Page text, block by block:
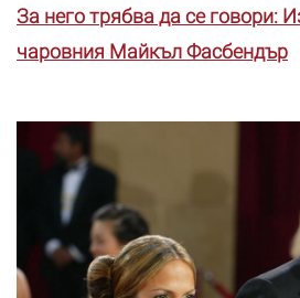
За него трябва да се говори:
чаровния Майкъл Фасбендър